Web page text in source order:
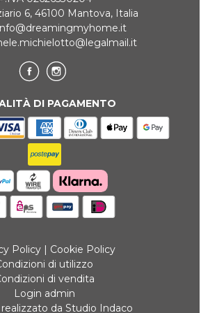
6, 46100 Mantova, Italia
DI PAGAMENTO
Policy| Cookie Policy
di utilizzo
di vendita
Login admin
da Studio Indaco